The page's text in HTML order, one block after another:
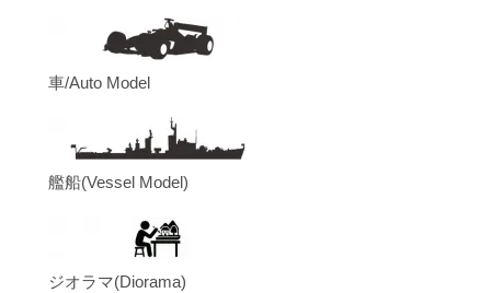
車/Auto Model
艦船(Vessel Model)
ジオラマ(Diorama)